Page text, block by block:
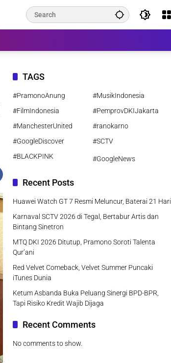
TAGS
#PramonoAnung
#MusikIndonesia
#FilmIndonesia
#PemprovDKIJakarta
#ManchesterUnited
#ranokarno
#GoogleDiscover
#SCTV
#BLACKPINK
#GoogleNews
Recent Posts
Huawei Watch GT 7 Resmi Meluncur, Baterai 21 Hari
Karnaval SCTV 2026 di Tegal, Bertabur Artis dan
Bintang Sinetron
MTQ DKI 2026 Ditutup, Pramono Soroti Talenta
Qur’ani
Red Velvet Comeback, Velvet Summer Puncaki
iTunes Dunia
Ketum Asbanda Buka Peluang Sinergi BPD-BPR,
Tapi Risiko Kredit Wajib Dijaga
Recent Comments
No comments to show.